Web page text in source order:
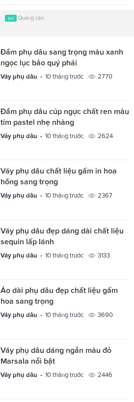
ad Quảng cáo
Đầm phụ dâu sang trọng màu xanh
ngọc lục bảo quý phái
Váy phụ dâu - 10 tháng trước 2770
Đầm phụ dâu cúp ngực chất ren màu
tím pastel nhẹ nhàng
Váy phụ dâu - 10 tháng trước 2624
Váy phụ dâu chất liệu gấm in hoa
hồng sang trọng
Váy phụ dâu - 10 tháng trước 2367
Váy phụ dâu đẹp dáng dài chất liệu
sequin lấp lánh
Váy phụ dâu - 10 tháng trước 3133
Áo dài phụ dâu đẹp chất liệu gấm
hoa sang trọng
Váy phụ dâu - 10 tháng trước 3690
Váy phụ dâu dáng ngắn màu đỏ
Marsala nổi bật
Váy phụ dâu - 10 tháng trước 2446